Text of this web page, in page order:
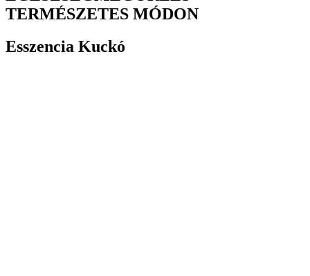
TERMÉSZETES MÓDON
Esszencia Kuckó